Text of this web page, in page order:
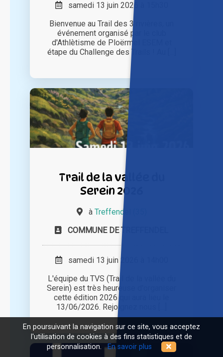
samedi 13 juin 2026 à 15h30
Bienvenue au Trail des 3 rivières, un
événement organisé par le club
d'Athlètisme de Ploërmel ESEM et
étape du Challenge des Trails ! Au [...]
Trail de la vallée du
Serein 2026
à Treffendel (35)
COMMUNE DE TREFFENDEL
samedi 13 juin 2026 à 14h00
L'équipe du TVS (Trail de la vallée du
Serein) est très heureuse d'organiser
cette édition 2026 qui aura lieu le
13/06/2026. Rejoignez nous [...]
En poursuivant la navigation sur ce site, vous acceptez
l'utilisation de cookies à des fins statistiques et de
personnalisation.En savoir plus